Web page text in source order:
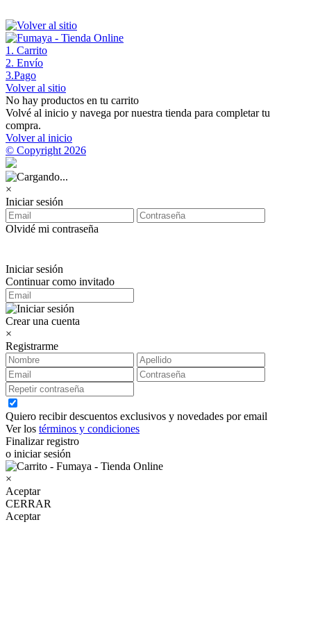
1 . Carrito
2. Envío
3.Pago
Volver al sitio
No hay productos en tu carrito
Volvé al inicio y navega por nuestra tienda para completar tu
compra.
Volver al inicio
© Copyright 2026
×
Iniciar sesión
Olvidé mi contraseña
Iniciar sesión
Continuar como invitado
Crear una cuenta
×
Registrarme
Quiero recibir descuentos exclusivos y novedades por email
Ver los términos y condiciones
Finalizar registro
o iniciar sesión
×
Aceptar
CERRAR
Aceptar